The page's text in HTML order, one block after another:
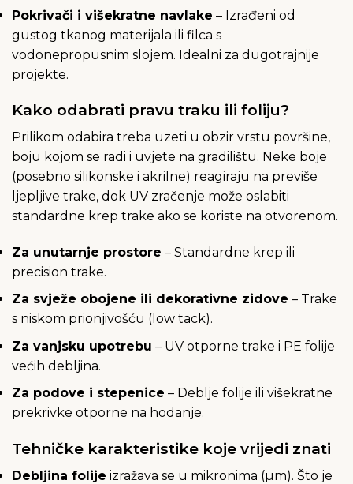
Pokrivači i višekratne navlake – Izrađeni od
gustog tkanog materijala ili filca s
vodonepropusnim slojem. Idealni za dugotrajnije
projekte.
Kako odabrati pravu traku ili foliju?
Prilikom odabira treba uzeti u obzir vrstu površine,
boju kojom se radi i uvjete na gradilištu. Neke boje
(posebno silikonske i akrilne) reagiraju na previše
ljepljive trake, dok UV zračenje može oslabiti
standardne krep trake ako se koriste na otvorenom.
Za unutarnje prostore – Standardne krep ili
precision trake.
Za svježe obojene ili dekorativne zidove – Trake
s niskom prionjivošću (low tack).
Za vanjsku upotrebu – UV otporne trake i PE folije
većih debljina.
Za podove i stepenice – Deblje folije ili višekratne
prekrivke otporne na hodanje.
Tehničke karakteristike koje vrijedi znati
Debljina folije izražava se u mikronima (µm). Što je